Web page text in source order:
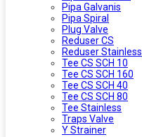
Pipa Galvanis
Pipa Spiral
Plug Valve
Reduser CS
Reduser Stainless
Tee CS SCH 10
Tee CS SCH 160
Tee CS SCH 40
Tee CS SCH 80
Tee Stainless
Traps Valve
Y Strainer